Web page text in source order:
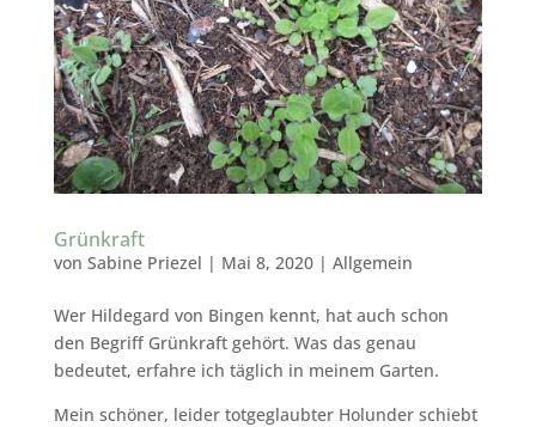
Grünkraft
von Sabine Priezel | Mai 8, 2020| Allgemein
Wer Hildegard von Bingen kennt, hat auch schon
den Begriff Grünkraft gehört. Was das genau
bedeutet, erfahre ich täglich in meinem Garten.
Mein schöner, leider totgeglaubter Holunder schiebt